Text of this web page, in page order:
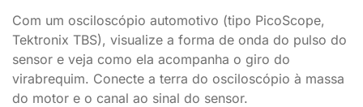
Com um osciloscópio automotivo (tipo PicoScope,
Tektronix TBS), visualize a forma de onda do pulso do
sensor e veja como ela acompanha o giro do
virabrequim. Conecte a terra do osciloscópio à massa
do motor e o canal ao sinal do sensor.